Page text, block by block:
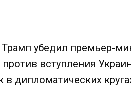
убедил премьер-
вступления
в дипломатических